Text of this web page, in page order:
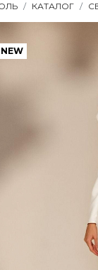
КАТАЛОГ
NEW
NEW